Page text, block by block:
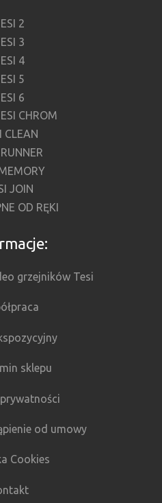
2
3
4
5
6
CHROM
CLEAN
JOIN
OD RĘKI
grzejników Tesi
sklepu
od umowy
Cookies